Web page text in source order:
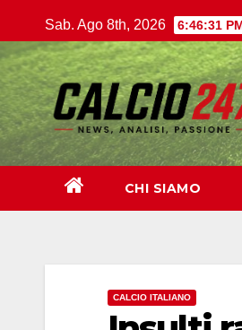
al
contenuto
Sab. Ago 8th, 2026 6:46:32
CHI SIAMO
CALCIO ITALIANO